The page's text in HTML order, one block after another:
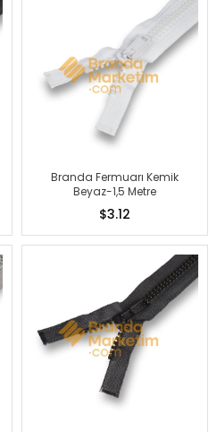
Branda Fermuarı Kemik
Beyaz-1,5 Metre
$3.12